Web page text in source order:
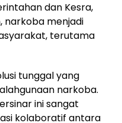
dan Kesra,
narkoba menjadi
terutama
tunggal yang
narkoba.
ini sangat
kolaboratif antara